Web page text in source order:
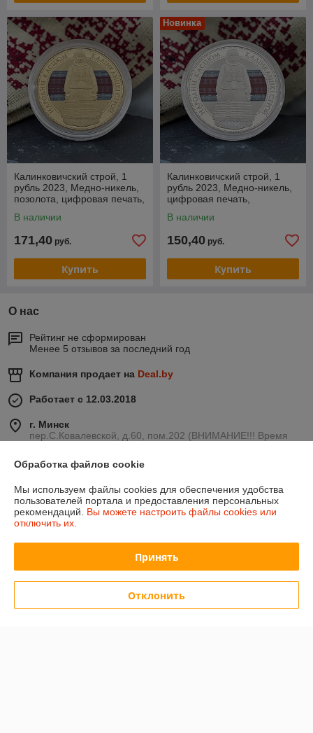
Калинковичский строй, 1
рубль 2023, Медно-никель,
позолота, цифровая печать,
В наличии
171,40 руб.
Купить
Новинка
Калинковичский строй, 1
рубль 2023, Медно-никель,
цифровая печать,
В наличии
150,40 руб.
Купить
О нас
Рейтинг не сформирован
Менее 5 отзывов за последний год
Компания продает на Deal.by
Работает с 12.03.2018
г. Минск
пер.С.Ковалевской, д.60, пом.202 (ВНИМАНИЕ!!! Время
Сегодня выходнойПоказать весь график работы
15 отзывов за всё время
12.12.2025
Покупатель
Обработка файлов cookie
Мы используем файлы cookies для обеспечения удобства
пользователей портала и предоставления персональных
рекомендаций. Вы можете настроить файлы cookies или
отключить их.
Принять
Отклонить